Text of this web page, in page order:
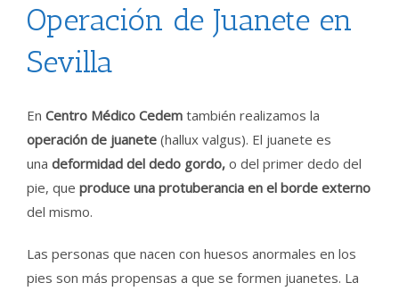
Operación de Juanete en
Sevilla
En Centro Médico Cedem también realizamos la
operación de juanete (hallux valgus). El juanete es
una deformidad del dedo gordo, o del primer dedo del
pie, que produce una protuberancia en el borde externo
del mismo.
Las personas que nacen con huesos anormales en los
pies son más propensas a que se formen juanetes. La